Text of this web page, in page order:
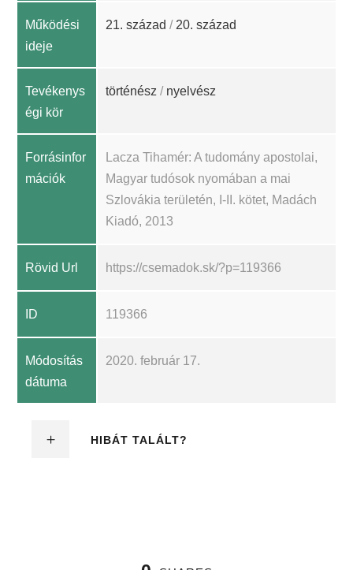
Működési
ideje
21. század / 20. század
Tevékenys
égi kör
történész / nyelvész
Forrásinfor
mációk
Lacza Tihamér: A tudomány apostolai,
Magyar tudósok nyomában a mai
Szlovákia területén, I-II. kötet, Madách
Kiadó, 2013
Rövid Url https://csemadok.sk/?p=119366
ID 119366
Módosítás
dátuma
2020. február 17.
HIBÁT TALÁLT?